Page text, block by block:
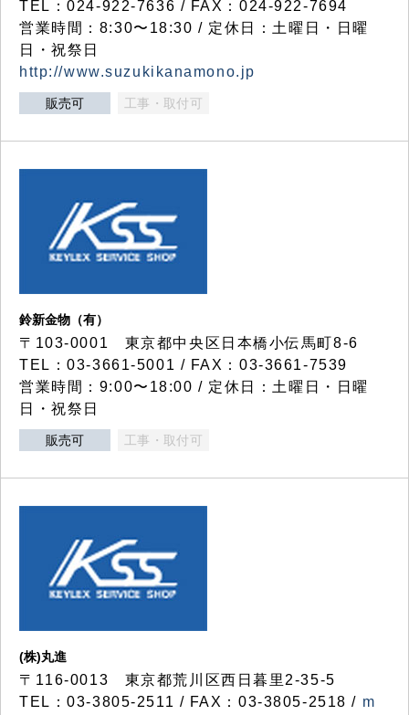
TEL：024-922-7636 / FAX：024-922-7694
営業時間：8:30〜18:30 / 定休日：土曜日・日曜
日・祝祭日
http://www.suzukikanamono.jp
販売可 工事・取付可
鈴新金物（有）
〒103-0001 東京都中央区日本橋小伝馬町8-6
TEL：03-3661-5001 / FAX：03-3661-7539
営業時間：9:00〜18:00 / 定休日：土曜日・日曜
日・祝祭日
販売可 工事・取付可
(株)丸進
〒116-0013 東京都荒川区西日暮里2-35-5
TEL：03-3805-2511 / FAX：03-3805-2518 / m